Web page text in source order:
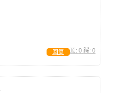
顶: 0 踩: 0
回复